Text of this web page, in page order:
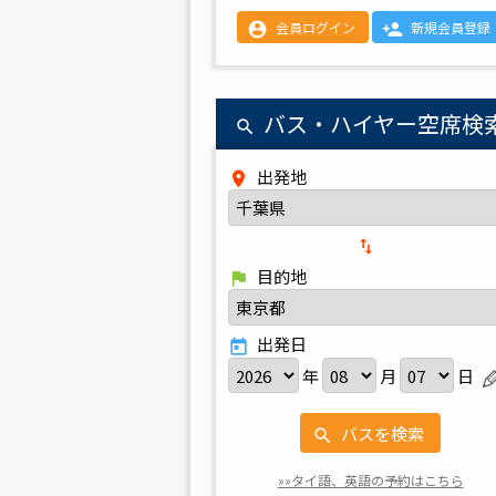
account_circle 会員ログイン person_add 新規会員登録
search バス・ハイヤー空席検
place 出発地
import_export
flag
目的地
today 出発日
年
月 日
search バスを検索
»»タイ語、英語の予約はこちら